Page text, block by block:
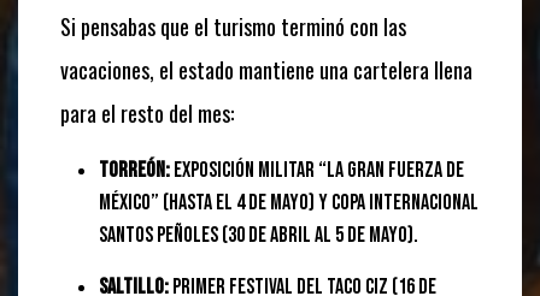
Si pensabas que el turismo terminó con las
vacaciones, el estado mantiene una cartelera llena
para el resto del mes:
Torreón:Exposición Militar “La Gran Fuerza de
México” (Hasta el 4 de mayo) y Copa Internacional
Santos Peñoles (30 de abril al 5 de mayo).
Saltillo:Primer Festival del Taco CIZ (16 de